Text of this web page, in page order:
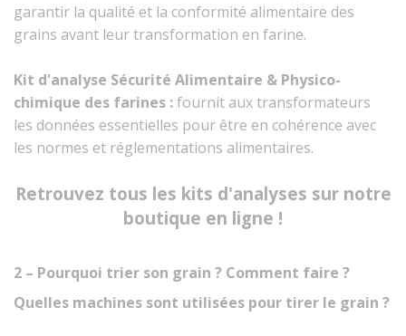
garantir la qualité et la conformité alimentaire des
grains avant leur transformation en farine.
Kit d'analyse Sécurité Alimentaire & Physico-
chimique des farines :fournit aux transformateurs
les données essentielles pour être en cohérence avec
les normes et réglementations alimentaires.
Retrouvez tous les kits d'analyses sur notre
boutique en ligne !
2 – Pourquoi trier son grain ? Comment faire ?
Quelles machines sont utilisées pour tirer le grain ?